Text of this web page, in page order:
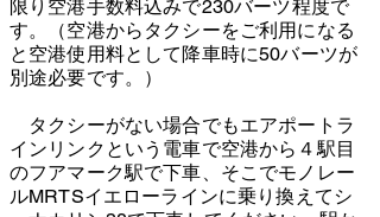
限り空港手数料込みで230バーツ程度で
す。（空港からタクシーをご利用になる
と空港使用料として降車時に50バーツが
別途必要です。）
タクシーがない場合でもエアポートラ
インリンクという電車で空港から４駅目
のフアマーク駅で下車、そこでモノレー
ルMRTSイエローラインに乗り換えてシ